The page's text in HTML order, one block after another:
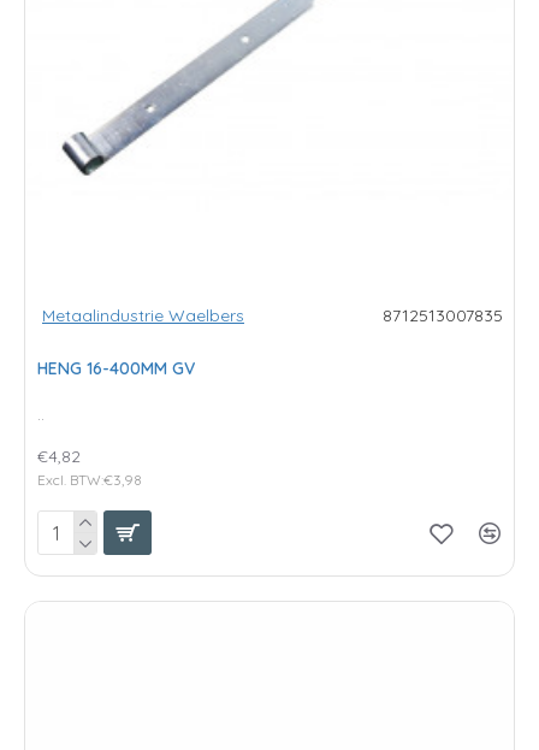
Metaalindustrie Waelbers 8712513007835
HENG 16-400MM GV
€4,82
Excl. BTW:€3,98